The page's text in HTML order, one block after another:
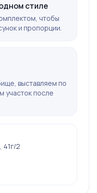
стиле
чтобы
и пропорции.
выставляем по
участок после
41г/2